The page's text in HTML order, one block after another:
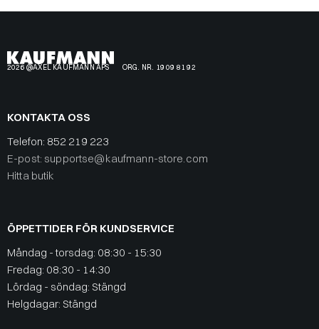
2026 @AXEL KAUFMANN APS ORG. NR. 19 09 81 92
KONTAKTA OSS
Telefon: 852 219 223
E-post: supportse@kaufmann-store.com
Hitta butik
ÖPPETTIDER FÖR KUNDSERVICE
Måndag - torsdag: 08:30 - 15:30
Fredag: 08:30 - 14:30
Lördag - söndag: Stängd
Helgdagar: Stängd